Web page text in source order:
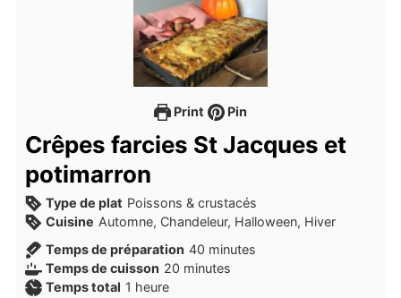
Print Pin
Crêpes farcies St Jacques et
potimarron
Type de plat Poissons & crustacés
Cuisine Automne, Chandeleur, Halloween, Hiver
Temps de préparation 40 minutes
minutes
Temps de cuisson 20 minutes
minutes
Temps total 1 heure
heure